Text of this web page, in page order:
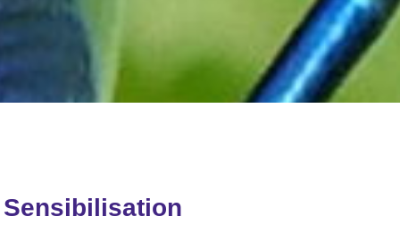
Sensibilisation